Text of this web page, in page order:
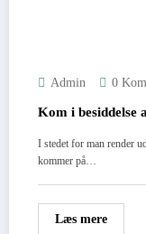
Admin 0
Kom i besiddelse
I stedet for man render
kommer på…
Læs mere